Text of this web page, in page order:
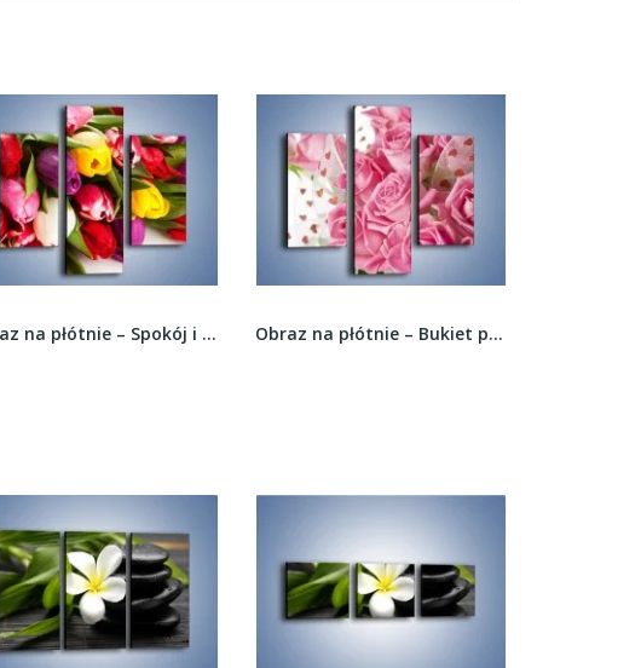
Obraz na płótnie – Bukiet pełny miłości –... Obraz na płótnie – Róża w chłodne dni –...